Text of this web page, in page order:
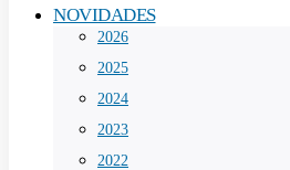
NOVIDADES
2026
2025
2024
2023
2022